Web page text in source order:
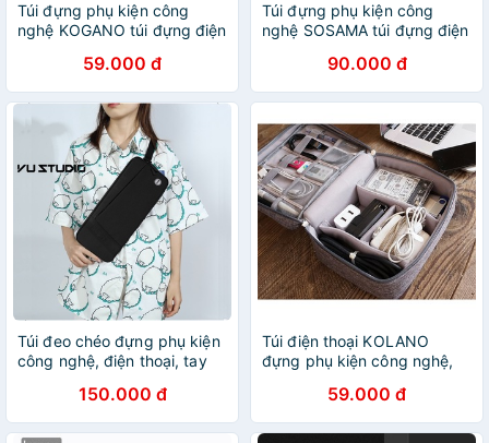
Túi đựng phụ kiện công
nghệ KOGANO túi đựng điện
sạc, ổ cứng di động đa năng
TA-001334
59.000 đ
Túi đựng phụ kiện công
nghệ SOSAMA túi đựng điện
sạc, ổ cứng di động đa năng
TA-001334
90.000 đ
Túi đeo chéo đựng phụ kiện
công nghệ, điện thoại, tay
điện thoại, cáp sạc , ổ cứng
BUBM BM0115
150.000 đ
Túi điện thoại KOLANO
đựng phụ kiện công nghệ,
sạc, pin dự phòng và đồ cá
nhân TA-001186
59.000 đ